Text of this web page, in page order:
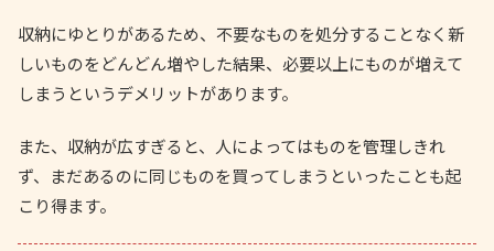
収納にゆとりがあるため、不要なものを処分することなく新
しいものをどんどん増やした結果、必要以上にものが増えて
しまうというデメリットがあります。
また、収納が広すぎると、人によってはものを管理しきれ
ず、まだあるのに同じものを買ってしまうといったことも起
こり得ます。